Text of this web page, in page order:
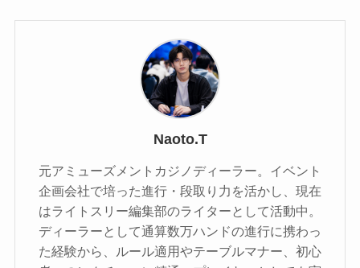
Naoto.T
元アミューズメントカジノディーラー。イベント
企画会社で培った進行・段取り力を活かし、現在
はライトスリー編集部のライターとして活動中。
ディーラーとして通算数万ハンドの進行に携わっ
た経験から、ルール適用やテーブルマナー、初心